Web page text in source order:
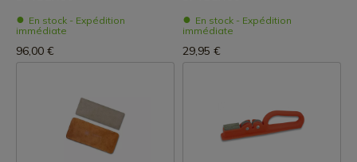
En stock - Expédition
immédiate
96,00 €
En stock - Expédition
immédiate
29,95 €